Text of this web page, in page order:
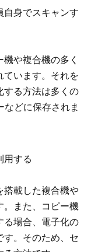
自身でスキャンす
や複合機の多く
ています。それを
する方法は多くの
どに保存されま
用する
搭載した複合機や
。また、コピー機
る場合、電子化の
す。そのため、セ